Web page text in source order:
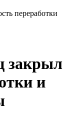
переработки
закрыл
и